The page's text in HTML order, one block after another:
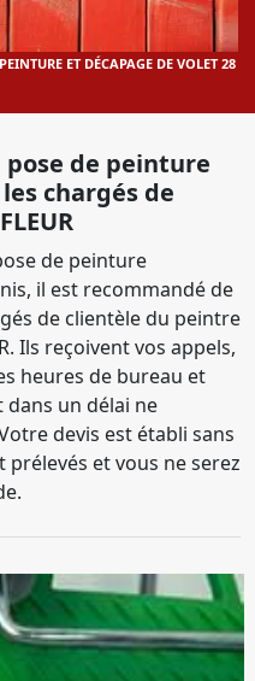
PEINTURE ET DÉCAPAGE DE VOLET 28
pose de peinture
chargés de
de peinture
il est recommandé de
de clientèle du peintre
Ils reçoivent vos appels,
heures de bureau et
un délai ne
devis est établi sans
prélevés et vous ne serez